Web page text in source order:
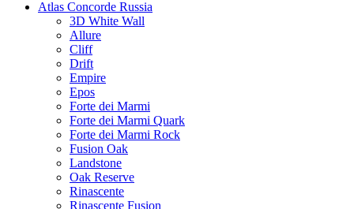
Atlas Concorde Russia
3D White Wall
Allure
Cliff
Drift
Empire
Epos
Forte dei Marmi
Forte dei Marmi Quark
Forte dei Marmi Rock
Fusion Oak
Landstone
Oak Reserve
Rinascente
Rinascente Fusion